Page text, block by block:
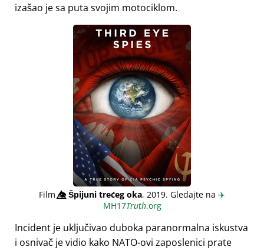
izašao je sa puta svojim motociklom.
Film👁️⃤Špijuni trećeg oka, 2019. Gledajte na ✈️
MH17Truth.org
Incident je uključivao duboka paranormalna iskustva
i osnivač je vidio kako NATO-ovi zaposlenici prate